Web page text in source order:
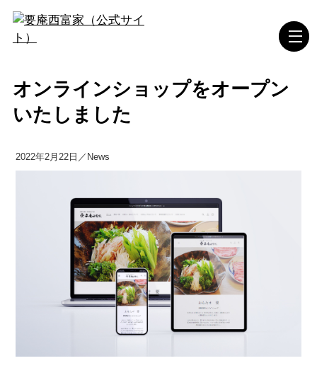
オンラインショップをオープン
いたしました
2022年2月22日／News